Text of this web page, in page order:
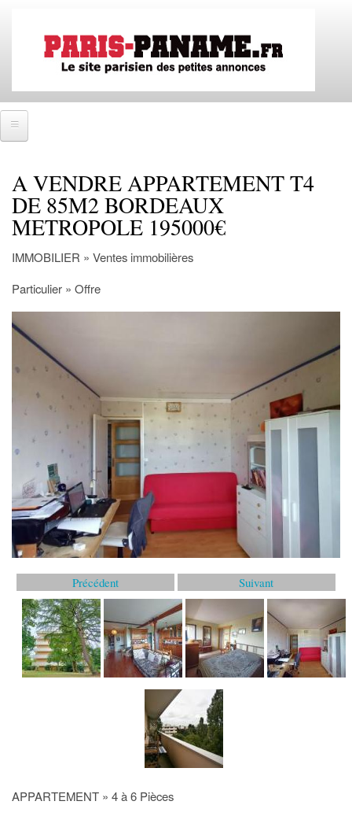
contenu
principal
SE CONNECTER
IMMOBILIER
Ventes immobilières
EMPLOIS
Offres de stage
Offres de Formation
Demande Emploi
Demande de stage
Travail Indépendant
MODE
Vêtements Femme
Vêtements Homme
Vêtements Enfant
Accessoires Bébé
Montres et Bijoux
Maroquinerie
Utilitaires
A VENDRE APPARTEMENT T4
DE 85M2 BORDEAUX
METROPOLE 195000€
IMMOBILIER » Ventes immobilières
Particulier » Offre
Précédent Suivant
APPARTEMENT » 4 à 6 Pièces